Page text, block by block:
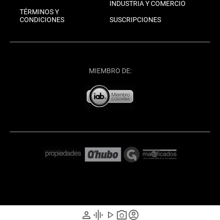
person graphic_eq play_arrow photo_cameraaccount_circle
TÉRMINOS Y
CONDICIONES
INDUSTRIA Y COMERCIO
SUSCRIPCIONES
MIEMBRO DE: